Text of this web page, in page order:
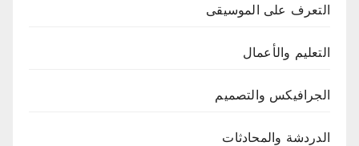
التعرف على الموسيقى
التعليم والأعمال
الجرافيكس والتصميم
الدردشة والمحادثات